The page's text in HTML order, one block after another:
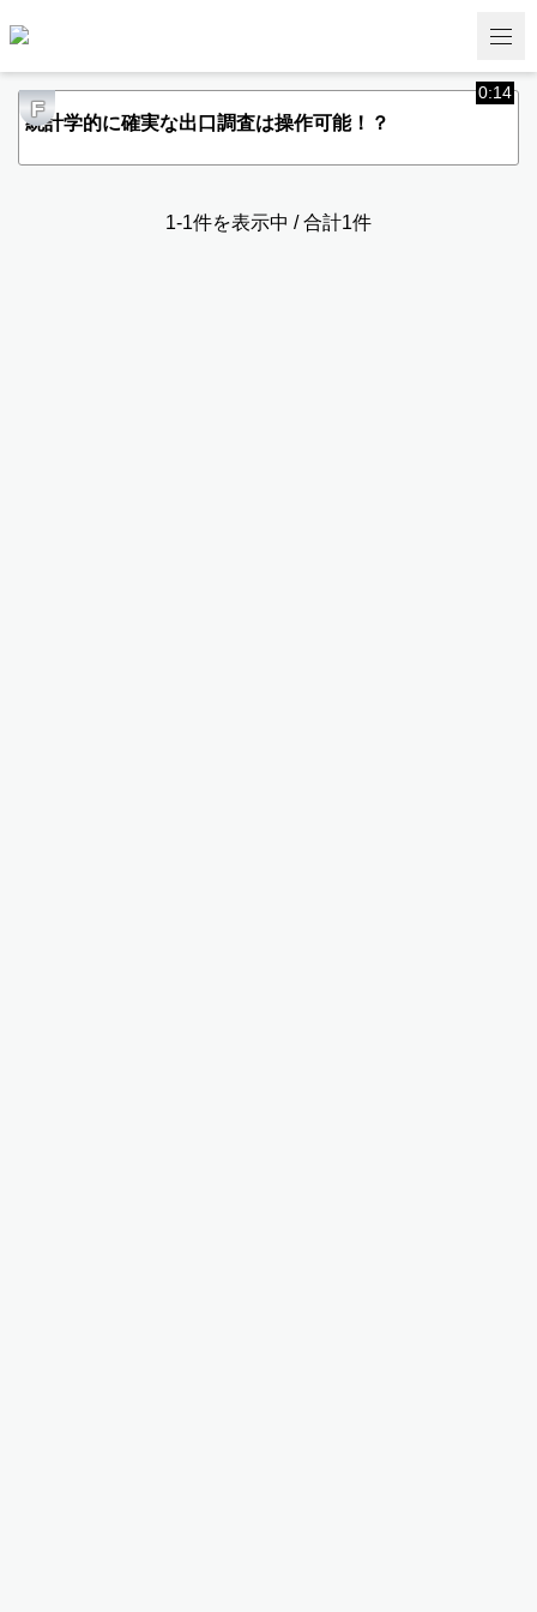
F
0:14
統計学的に確実な出口調査は操作可能！？
1-1件を表示中 / 合計1件